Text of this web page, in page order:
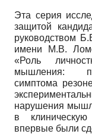
Эта серия
защитой
руководством
имени М.В.
«Роль
мышления:
симптома
нарушения
в
впервые были